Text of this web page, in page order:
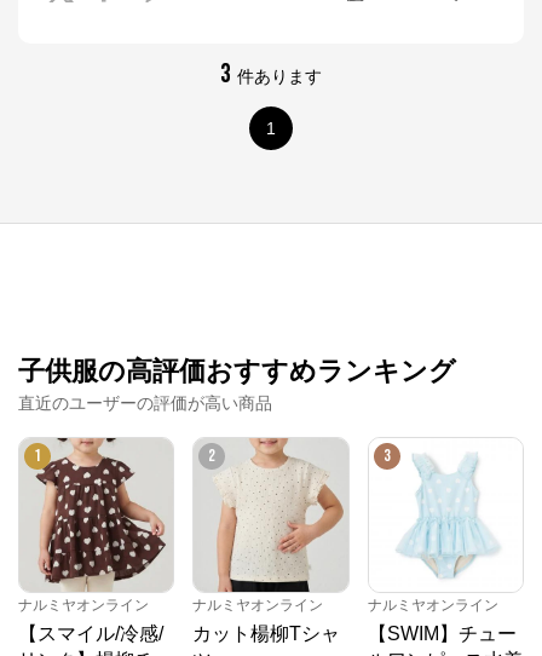
3 件あります
1
子供服の高評価おすすめランキング
直近のユーザーの評価が高い商品
1
ナルミヤオンライン
【スマイル/冷感/
2
ナルミヤオンライン
カット楊柳Tシャ
3
ナルミヤオンライン
【SWIM】チュー